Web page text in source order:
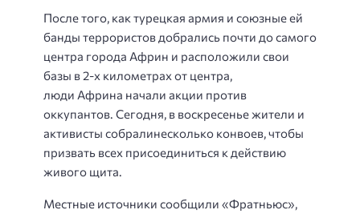
После того, как турецкая армия и союзные ей
банды террористов добрались почти до самого
центра города Африн и расположили свои
базы в 2-х километрах от центра,
люди Африна начали акции против
оккупантов. Сегодня, в воскресенье жители и
активисты собралинесколько конвоев, чтобы
призвать всех присоединиться к действию
живого щита.
Местные источники сообщили «Фратньюс»,